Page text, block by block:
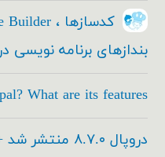
بندازهای برنامه نویسی
What are its features
دروپال ۸.۷.۰ منتشر شد + معرفی امکانات جدید